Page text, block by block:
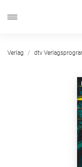
Verlag dtv